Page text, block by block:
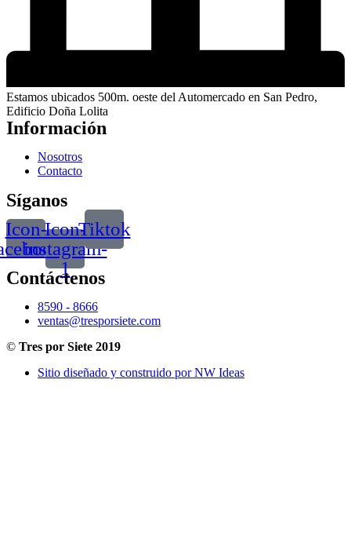
Estamos ubicados 500m. oeste del Automercado en San Pedro,
Edificio Doña Lolita
Información
Nosotros
Contacto
Síganos
Icon-Icon-
instagram-
1
Tiktok
Contáctenos
8590 - 8666
ventas@tresporsiete.com
© Tres por Siete 2019
Sitio diseñado y construido por NW Ideas